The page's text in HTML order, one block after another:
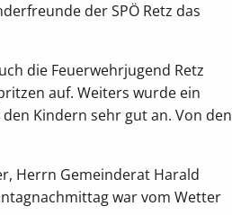
der SPÖ Retz das
die Feuerwehrjugend Retz
auf. Weiters wurde ein
Kindern sehr gut an. Von den
Herrn Gemeinderat Harald
war vom Wetter